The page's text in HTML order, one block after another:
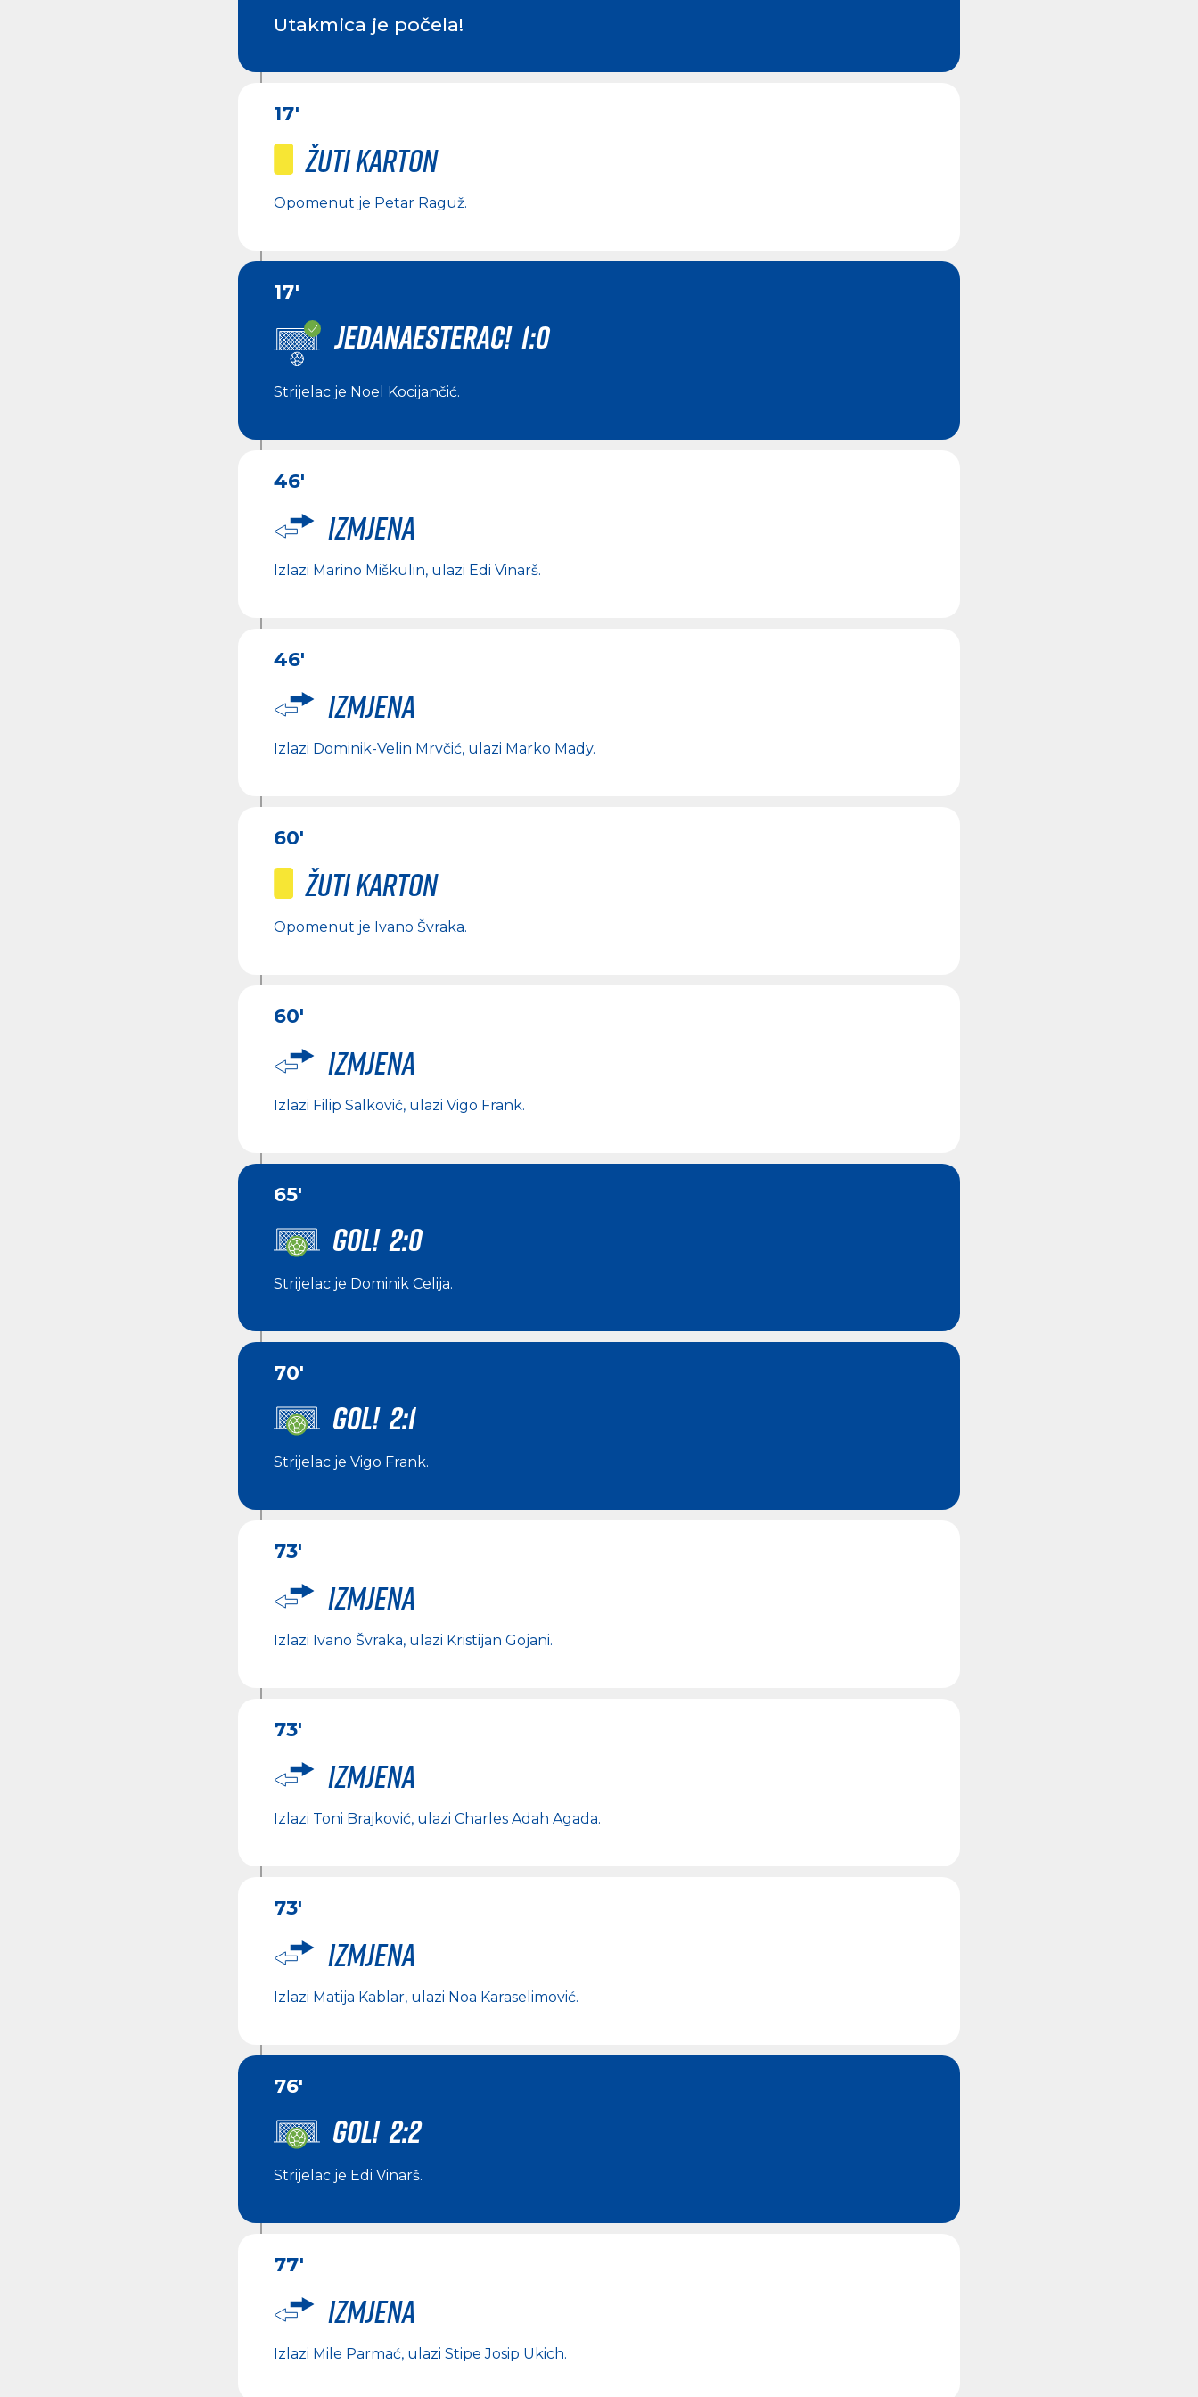
Utakmica je počela!
17'
Žuti karton
Opomenut je Petar Raguž.
17'
JEDANAESTERAC! 1:0
Strijelac je Noel Kocijančić.
46'
Izmjena
Izlazi Marino Miškulin, ulazi Edi Vinarš.
46'
Izmjena
Izlazi Dominik-Velin Mrvčić, ulazi Marko Mady.
60'
Žuti karton
Opomenut je Ivano Švraka.
60'
Izmjena
Izlazi Filip Salković, ulazi Vigo Frank.
65'
GOL! 2:0
Strijelac je Dominik Celija.
70'
GOL! 2:1
Strijelac je Vigo Frank.
73'
Izmjena
Izlazi Ivano Švraka, ulazi Kristijan Gojani.
73'
Izmjena
Izlazi Toni Brajković, ulazi Charles Adah Agada.
73'
Izmjena
Izlazi Matija Kablar, ulazi Noa Karaselimović.
76'
GOL! 2:2
Strijelac je Edi Vinarš.
77'
Izmjena
Izlazi Mile Parmać, ulazi Stipe Josip Ukich.